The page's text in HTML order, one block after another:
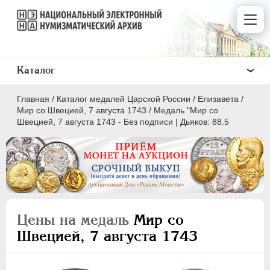
Главная / Каталог медалей Царской России / Елизавета /
Мир со Швецией, 7 августа 1743 / Медаль "Мир со
Швецией, 7 августа 1743 - Без подписи | Дьяков: 88.5
Цены на медаль Мир со
Швецией, 7 августа 1743
Каталог
ВСЕ
ПEТР I 1699-1725
ПЕТР II 1727-1729
АННА ИОАННОВНА 1730-1740